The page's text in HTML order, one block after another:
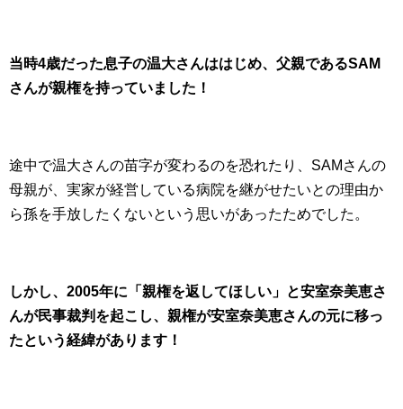
当時4歳だった息子の温大さんははじめ、父親であるSAM
さんが親権を持っていました！
途中で温大さんの苗字が変わるのを恐れたり、SAMさんの
母親が、実家が経営している病院を継がせたいとの理由か
ら孫を手放したくないという思いがあったためでした。
しかし、2005年に「親権を返してほしい」と安室奈美恵さ
んが民事裁判を起こし、親権が安室奈美恵さんの元に移っ
たという経緯があります！